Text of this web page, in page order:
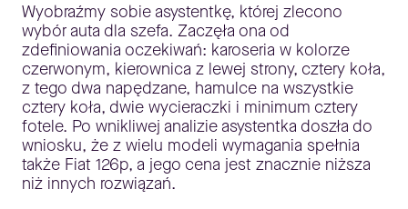
Wyobraźmy sobie asystentkę, której zlecono
wybór auta dla szefa. Zaczęła ona od
zdefiniowania oczekiwań: karoseria w kolorze
czerwonym, kierownica z lewej strony, cztery koła,
z tego dwa napędzane, hamulce na wszystkie
cztery koła, dwie wycieraczki i minimum cztery
fotele. Po wnikliwej analizie asystentka doszła do
wniosku, że z wielu modeli wymagania spełnia
także Fiat 126p, a jego cena jest znacznie niższa
niż innych rozwiązań.